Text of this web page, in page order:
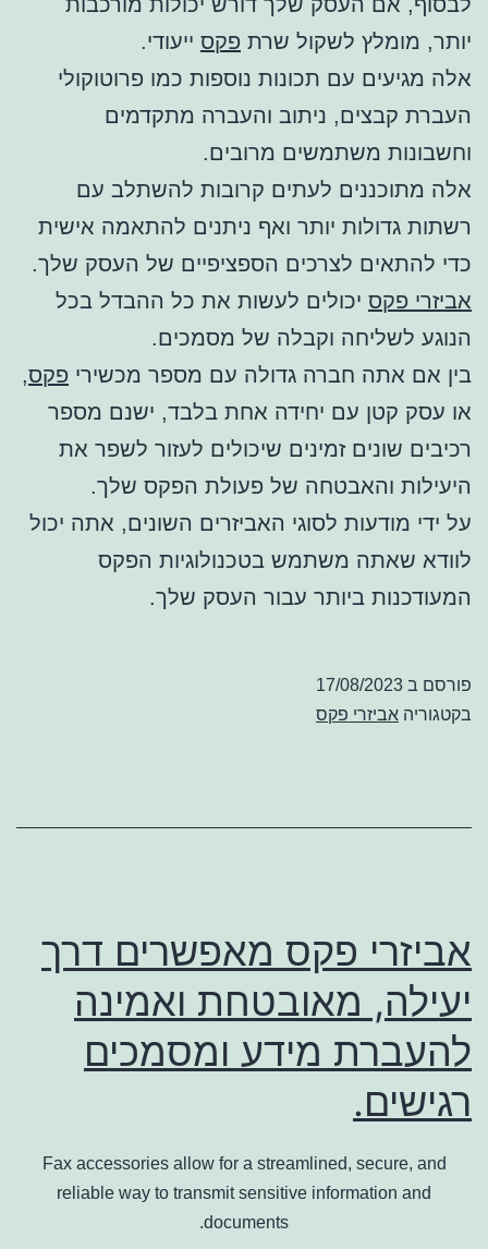
יותר, מומלץ לשקול שרת פקס ייעודי.
אלה מגיעים עם תכונות נוספות כמו פרוטוקולי
העברת קבצים, ניתוב והעברה מתקדמים
וחשבונות משתמשים מרובים.
אלה מתוכננים לעתים קרובות להשתלב עם
רשתות גדולות יותר ואף ניתנים להתאמה אישית
כדי להתאים לצרכים הספציפיים של העסק שלך.
אביזרי פקס יכולים לעשות את כל ההבדל בכל
הנוגע לשליחה וקבלה של מסמכים.
בין אם אתה חברה גדולה עם מספר מכשירי פקס,
או עסק קטן עם יחידה אחת בלבד, ישנם מספר
רכיבים שונים זמינים שיכולים לעזור לשפר את
היעילות והאבטחה של פעולת הפקס שלך.
על ידי מודעות לסוגי האביזרים השונים, אתה יכול
לוודא שאתה משתמש בטכנולוגיות הפקס
המעודכנות ביותר עבור העסק שלך.
פורסם ב 17/08/2023
בקטגוריה אביזרי פקס
אביזרי פקס מאפשרים דרך
יעילה, מאובטחת ואמינה
להעברת מידע ומסמכים
רגישים.
Fax accessories allow for a streamlined, secure, and
reliable way to transmit sensitive information and
documents.